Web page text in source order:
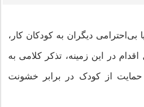
دیگران به کودکان کار،
در این زمینه، تذکر کلامی به
حمایت از کودک در برابر خشونت